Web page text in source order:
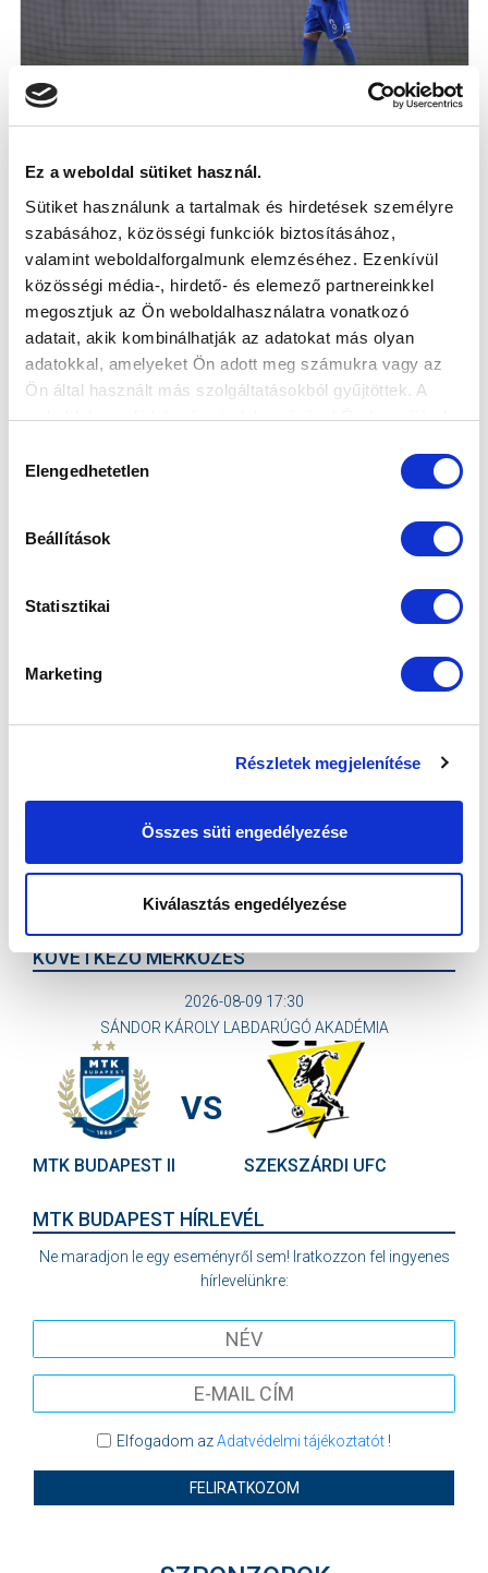
Ez a weboldal sütiket használ.
Sütiket használunk a tartalmak és hirdetések személyre
szabásához, közösségi funkciók biztosításához,
valamint weboldalforgalmunk elemzéséhez. Ezenkívül
közösségi média-, hirdető- és elemező partnereinkkel
megosztjuk az Ön weboldalhasználatra vonatkozó
adatait, akik kombinálhatják az adatokat más olyan
adatokkal, amelyeket Ön adott meg számukra vagy az
Ön által használt más szolgáltatásokból gyűjtöttek. A
weboldalon való böngészés folytatásával Ön hozzájárul a
kiválasztása
Elengedhetetlen
Beállítások
Statisztikai
Marketing
Részletek megjelenítése
Összes süti engedélyezése
Kiválasztás engedélyezése
MTK BUDAPEST - FTC 1-3
2026-02-24
KÉPGALÉRIA: MTK BUDAPEST - FTC 1-3
Képeken a 230. Örökrangadó.
KÖVETKEZŐ MÉRKŐZÉS
2026-08-09 17:30
SÁNDOR KÁROLY LABDARÚGÓ AKADÉMIA
MTK BUDAPEST II
VS
SZEKSZÁRDI UFC
MTK BUDAPEST HÍRLEVÉL
Ne maradjon le egy eseményről sem! Iratkozzon fel ingyenes
hírlevelünkre:
Elfogadom azAdatvédelmi tájékoztatót!
FELIRATKOZOM